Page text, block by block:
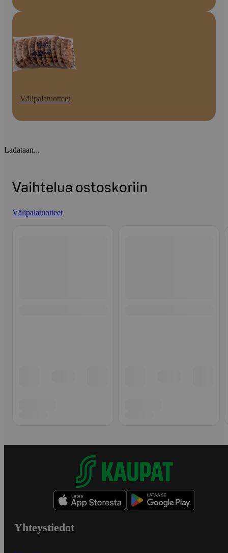
Välipalatuotteet
Ladataan...
Vaihtelua ostoskoriin
Välipalatuotteet
Yhteystiedot